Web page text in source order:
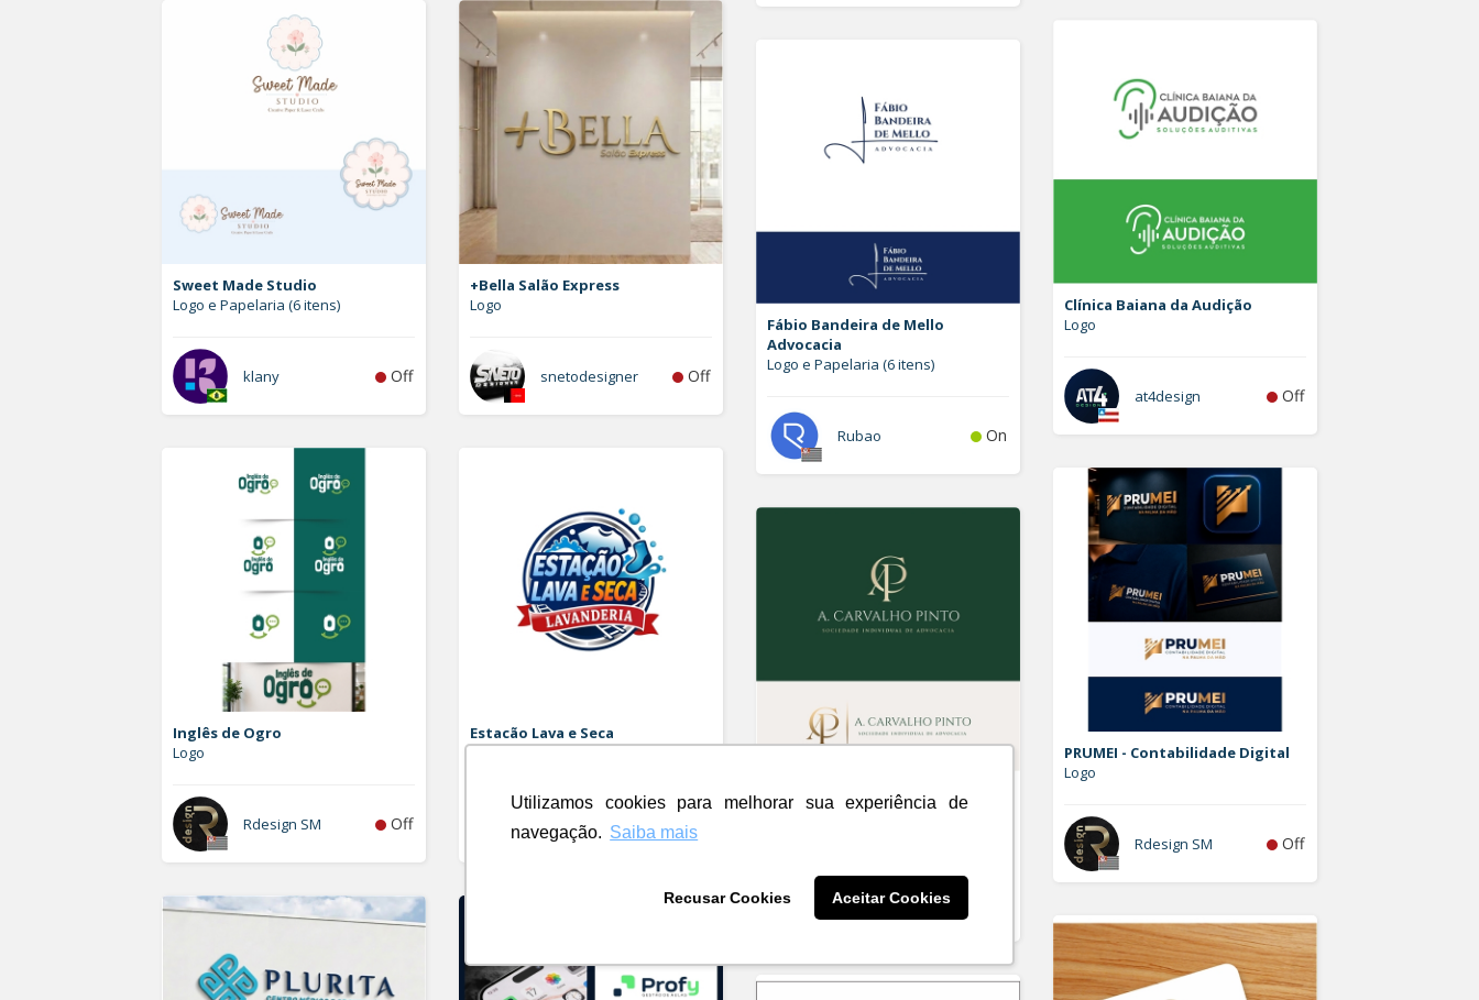
Utilizamos cookies para melhorar sua experiência de
navegação. Saiba mais
Recusar Cookies Aceitar Cookies
Sweet Made Studio
Logo e Papelaria (6 itens)
klany Off
+Bella Salão Express
Logo
snetodesigner Off
Clínica Baiana da Audição
Logo
at4design Off
Fábio Bandeira de Mello
Advocacia
Logo e Papelaria (6 itens)
Rubao On
Inglês de Ogro
Logo
Rdesign SM Off
Estacão Lava e Seca
Vetorizar Logo
Rdesign SM Off
PRUMEI - Contabilidade Digital
Logo
Rdesign SM Off
A. Carvalho Pinto Sociedade
Individual de Advocacia
larissaserr